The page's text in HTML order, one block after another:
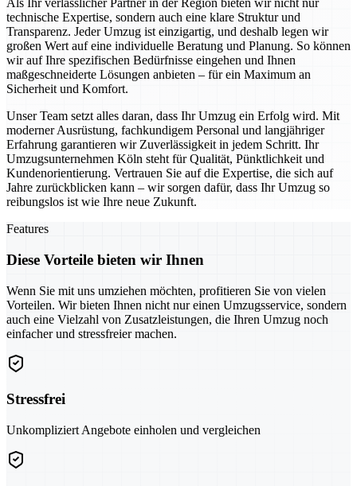
Als Ihr verlässlicher Partner in der Region bieten wir nicht nur
technische Expertise, sondern auch eine klare Struktur und
Transparenz. Jeder Umzug ist einzigartig, und deshalb legen wir
großen Wert auf eine individuelle Beratung und Planung. So können
wir auf Ihre spezifischen Bedürfnisse eingehen und Ihnen
maßgeschneiderte Lösungen anbieten – für ein Maximum an
Sicherheit und Komfort.
Unser Team setzt alles daran, dass Ihr Umzug ein Erfolg wird. Mit
moderner Ausrüstung, fachkundigem Personal und langjähriger
Erfahrung garantieren wir Zuverlässigkeit in jedem Schritt. Ihr
Umzugsunternehmen Köln steht für Qualität, Pünktlichkeit und
Kundenorientierung. Vertrauen Sie auf die Expertise, die sich auf
Jahre zurückblicken kann – wir sorgen dafür, dass Ihr Umzug so
reibungslos ist wie Ihre neue Zukunft.
Features
Diese Vorteile bieten wir Ihnen
Wenn Sie mit uns umziehen möchten, profitieren Sie von vielen
Vorteilen. Wir bieten Ihnen nicht nur einen Umzugsservice, sondern
auch eine Vielzahl von Zusatzleistungen, die Ihren Umzug noch
einfacher und stressfreier machen.
Stressfrei
Unkompliziert Angebote einholen und vergleichen